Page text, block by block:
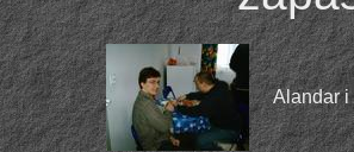
Alandar i